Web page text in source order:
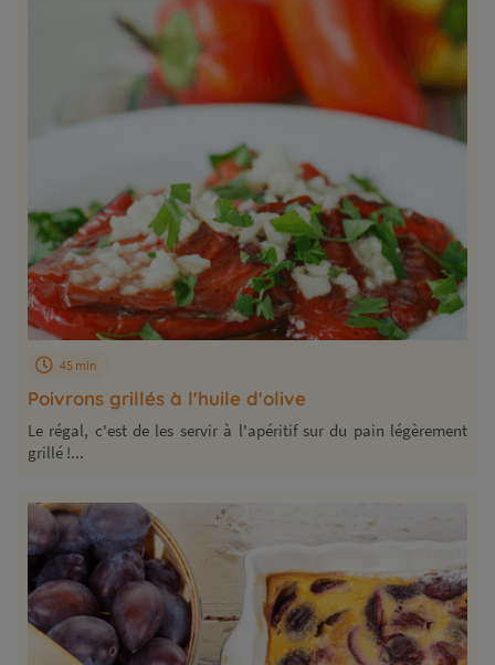
Poivrons grillés à l'huile d'olive
45 min
Le régal, c'est de les servir à l'apéritif sur du pain légèrement
grillé !...